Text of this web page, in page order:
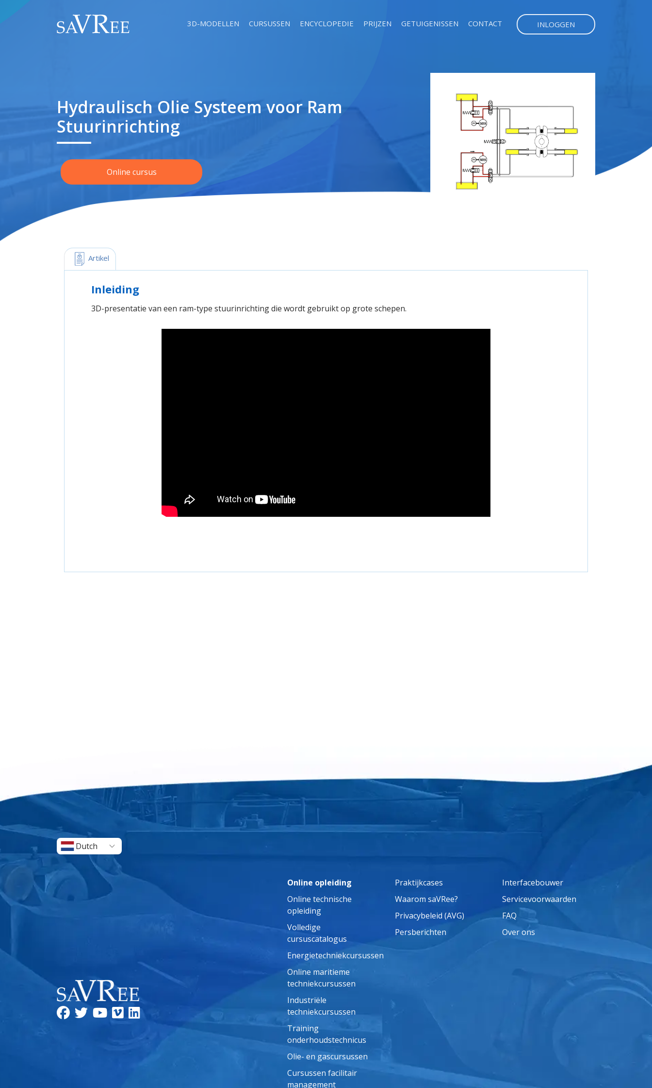
3D-MODELLEN CURSUSSEN ENCYCLOPEDIE PRIJZEN GETUIGENISSEN CONTACT INLOGGEN
Hydraulisch Olie Systeem voor Ram
Stuurinrichting
Online cursus
Artikel
Inleiding
3D-presentatie van een ram-type stuurinrichting die wordt gebruikt op grote schepen.
Dutch
Online opleiding
Online technische
opleiding
Volledige
cursuscatalogus
Energietechniekcursussen
Online maritieme
techniekcursussen
Industriële
techniekcursussen
Training
onderhoudstechnicus
Olie- en gascursussen
Cursussen facilitair
management
Praktijkcases
Waarom saVRee?
Privacybeleid (AVG)
Persberichten
Interfacebouwer
Servicevoorwaarden
FAQ
Over ons